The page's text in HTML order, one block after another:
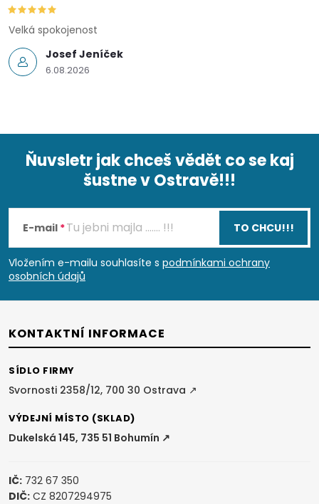
Josef Jeníček
6.08.2026
Velká spokojenost
p
a
t
Ňuvsletr jak chceš vědět co se kaj
šustne v Ostravě!!!
E-mail
Vložením e-mailu souhlasíte s podmínkami ochrany
osobních údajů
TO CHCU!!!
KONTAKTNÍ INFORMACE
SÍDLO FIRMY
Svornosti 2358/12, 700 30 Ostrava ↗
VÝDEJNÍ MÍSTO (SKLAD)
Dukelská 145, 735 51 Bohumín ↗
IČ: 732 67 350
DIČ: CZ 8207294975